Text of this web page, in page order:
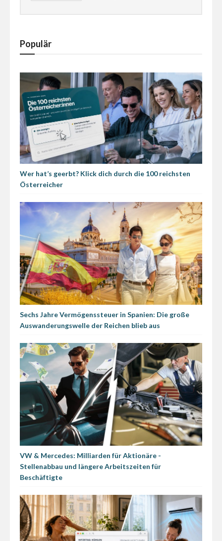
Populär
Wer hat’s geerbt? Klick dich durch die 100 reichsten
Österreicher
Sechs Jahre Vermögenssteuer in Spanien: Die große
Auswanderungswelle der Reichen blieb aus
VW & Mercedes: Milliarden für Aktionäre -
Stellenabbau und längere Arbeitszeiten für
Beschäftigte